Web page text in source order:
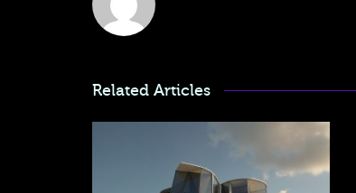
Related Articles